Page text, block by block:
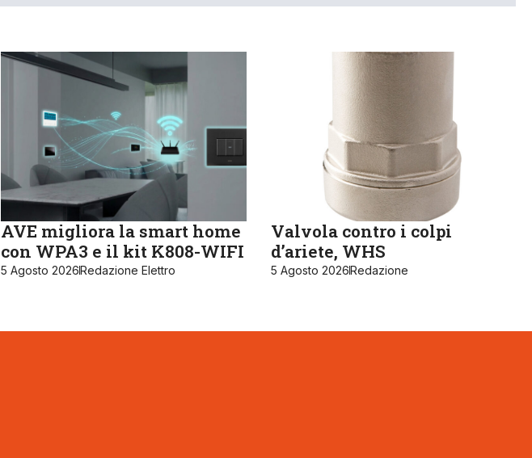
AVE migliora la smart home
con WPA3 e il kit K808-WIFI
5 Agosto 2026Redazione Elettro
Valvola contro i colpi
d’ariete, WHS
5 Agosto 2026Redazione